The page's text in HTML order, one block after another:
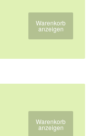
Warenkorb
anzeigen
Warenkorb
anzeigen